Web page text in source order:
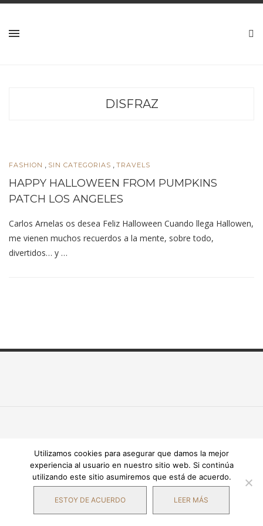
DISFRAZ
FASHION SIN CATEGORIAS TRAVELS
HAPPY HALLOWEEN FROM PUMPKINS
PATCH LOS ANGELES
Carlos Arnelas os desea Feliz Halloween Cuando llega Hallowen,
me vienen muchos recuerdos a la mente, sobre todo,
divertidos… y …
Utilizamos cookies para asegurar que damos la mejor
experiencia al usuario en nuestro sitio web. Si continúa
utilizando este sitio asumiremos que está de acuerdo.
ESTOY DE ACUERDO LEER MÁS